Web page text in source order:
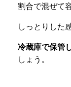
割合で混ぜて
しっとりした
冷蔵庫で保管
しょう。